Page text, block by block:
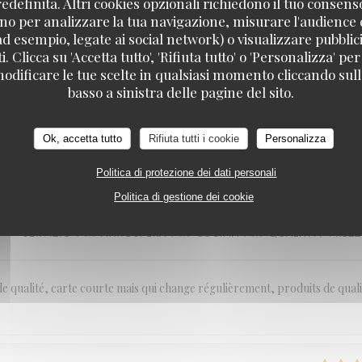
per analizzare la tua navigazione, misurare
esempio, legate ai social network) o visualizzare
Clicca su 'Accetta tutto', 'Rifiuta tutto' o 'Personalizza'
le tue scelte in qualsiasi momento cliccando
basso a sinistra delle pagine del sito.
Ok, accetta tutto Rifiuta tutti i cookie Personalizza
Politica di protezione dei dati personali
Politica di gestione dei cookie
SERVIZIO : ATMOSFERA 5/5 CUCINA : QUALITÀ /
jazzy.. personnel au petits soins. Amuses bouches offerts
belle pièce autant au niveau qualitatif que quantitatif ! Et pour ceux qui
Les cocktails sont fabulous 😉! Et les desserts aussi ce qui
qualité, carte courte mais qui change régulièrement, produits de
BELGRANGE restaurant